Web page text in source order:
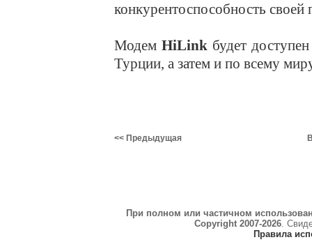
конкурентоспособность своей
МодемHiLink будет
Турции, а затем и по всему
<< Предыдущая
При полном или частичном
Copyright 2007-2026.
Правила